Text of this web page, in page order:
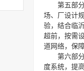
第五部
场、厂设计
验，结合临
超前，按需
道网络，保
第六部
度系统，提